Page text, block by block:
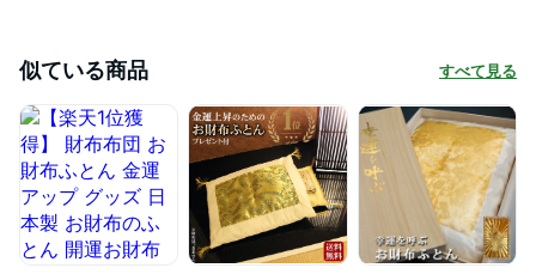
似ている商品 すべて見る